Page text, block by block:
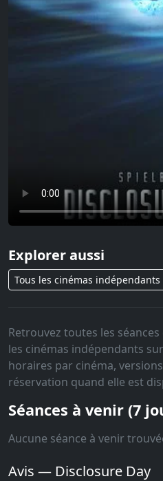
Explorer aussi
Tous les cinémas indépendants
Retrouvez toutes les séances
les cinémas indépendants
horaires par cinéma, versions
réservation quand elle est
Séances à venir (7
Aucune séance à venir
Avis — Disclosure Day